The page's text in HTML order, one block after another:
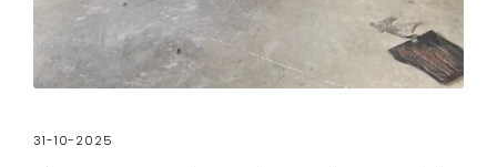
31-10-2025